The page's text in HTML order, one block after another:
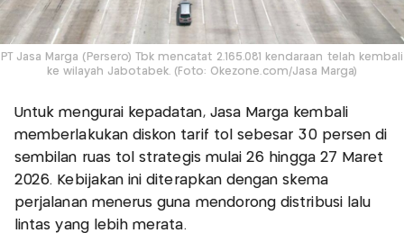
PT Jasa Marga (Persero) Tbk mencatat 2.165.081 kendaraan telah kembali
ke wilayah Jabotabek. (Foto: Okezone.com/Jasa Marga)
Untuk mengurai kepadatan, Jasa Marga kembali
memberlakukan diskon tarif tol sebesar 30 persen di
sembilan ruas tol strategis mulai 26 hingga 27 Maret
2026. Kebijakan ini diterapkan dengan skema
perjalanan menerus guna mendorong distribusi lalu
lintas yang lebih merata.